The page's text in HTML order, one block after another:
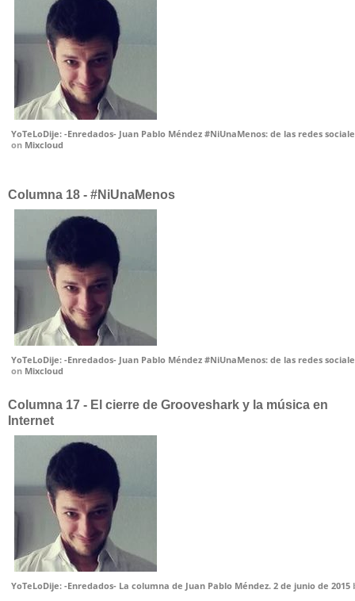
YoTeLoDije: -Enredados- Juan Pablo Méndez #NiUnaMenos: de las redes
on Mixcloud
Columna 18 - #NiUnaMenos
YoTeLoDije: -Enredados- Juan Pablo Méndez #NiUnaMenos: de las redes
on Mixcloud
Columna 17 - El cierre de Grooveshark y la música en
Internet
YoTeLoDije: -Enredados- La columna de Juan Pablo Méndez. 2 de junio de 2015